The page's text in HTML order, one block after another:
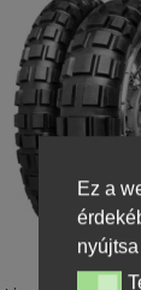
Ez a